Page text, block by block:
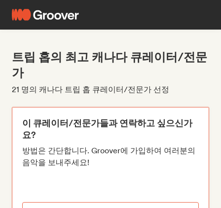
트립 홉의 최고 캐나다 큐레이터/전문
가
21 명의 캐나다 트립 홉 큐레이터/전문가 선정
이 큐레이터/전문가들과 연락하고 싶으신가
요?
방법은 간단합니다. Groover에 가입하여 여러분의
음악을 보내주세요!